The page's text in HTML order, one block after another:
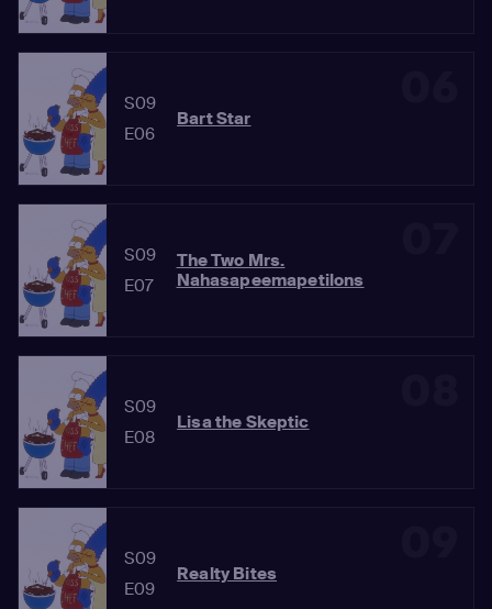
S09
E06
Bart Star
S09
E07
The Two Mrs.
Nahasapeemapetilons
S09
E08
Lisa the Skeptic
S09
E09
Realty Bites